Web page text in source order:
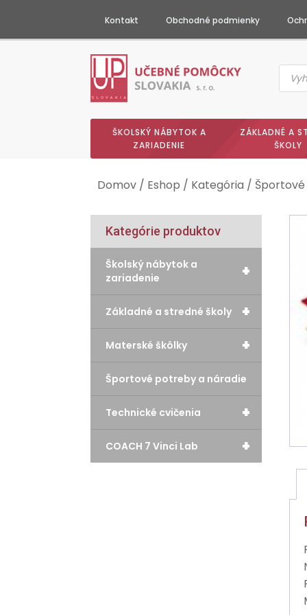
Kontakt Obchodné podmienky
search
ŠKOLSKÝ NÁBYTOK A
ZARIADENIE
ZÁKLADNÉ A
ŠKOLY
Domov / Eshop / Kategória /
Kategórie produktov
+
Školský nábytok a
zariadenie
+
Základné a stredné školy
+
Materské škôlky
Športové potreby a náradie
+
Technické cvičenia
+
COACH 7 Vinci Lab